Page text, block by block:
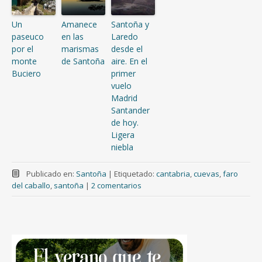
Un
paseuco
por el
monte
Buciero
Amanece
en las
marismas
de Santoña
Santoña y
Laredo
desde el
aire. En el
primer
vuelo
Madrid
Santander
de hoy.
Ligera
niebla
Publicado en: Santoña | Etiquetado: cantabria,cuevas,faro
del caballo, santoña | 2 comentarios